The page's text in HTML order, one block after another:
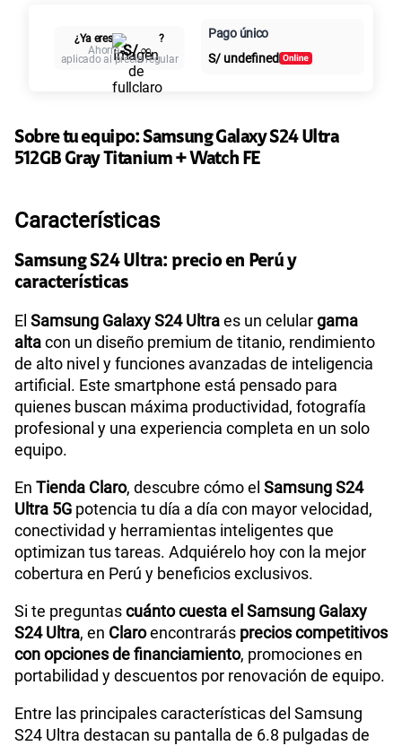
Paga solo
10GBen alta velocidad
S/29.90
49.90
Cuotas Claro
intereses
¿Ya eres
?
Ahorra-S/ ∞
aplicado al precio regular
Pago único
S/ undefined
Sobre tu equipo: SamsungGalaxy S24 Ultra
512GB Gray Titanium + Watch FE
Características
Samsung S24 Ultra: precio en Perú y
características
El Samsung Galaxy S24 Ultraes un celulargama
altacon un diseño premium de titanio, rendimiento
de alto nivel y funciones avanzadas de inteligencia
artificial. Este smartphone está pensado para
quienes buscan máxima productividad, fotografía
profesional y una experiencia completa en un solo
equipo.
En Tienda Claro, descubre cómo el Samsung S24
Ultra 5G potencia tu día a día con mayor velocidad,
conectividad y herramientas inteligentes que
optimizan tus tareas. Adquiérelo hoy con la mejor
cobertura en Perú y beneficios exclusivos.
Si te preguntascuánto cuesta el Samsung Galaxy
S24 Ultra, en Claroencontrarás precios competitivos
con opciones de financiamiento, promociones en
portabilidad y descuentos por renovación de equipo.
Entre las principales características del Samsung
S24 Ultra destacan su pantalla de 6.8 pulgadas de